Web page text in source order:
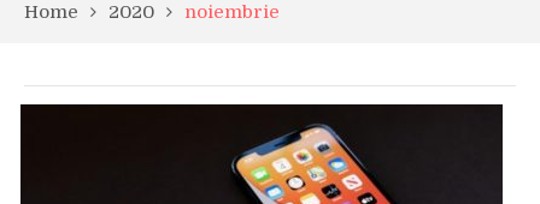
Home 2020 noiembrie